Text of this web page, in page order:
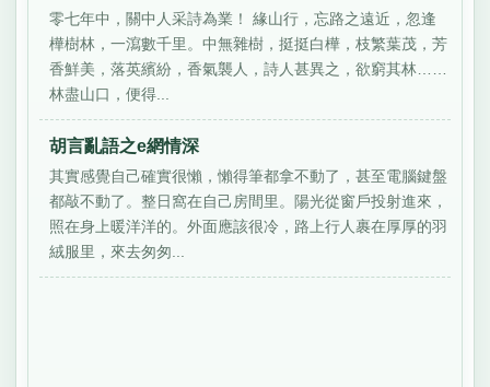
零七年中，關中人采詩為業！ 緣山行，忘路之遠近，忽逢
樺樹林，一瀉數千里。中無雜樹，挺挺白樺，枝繁葉茂，芳
香鮮美，落英繽紛，香氣襲人，詩人甚異之，欲窮其林……
林盡山口，便得...
胡言亂語之e網情深
其實感覺自己確實很懶，懶得筆都拿不動了，甚至電腦鍵盤
都敲不動了。整日窩在自己房間里。陽光從窗戶投射進來，
照在身上暖洋洋的。外面應該很冷，路上行人裹在厚厚的羽
絨服里，來去匆匆...